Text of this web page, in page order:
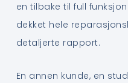
en tilbake til full
dekket hele
detaljerte rapport.
En annen kunde, en